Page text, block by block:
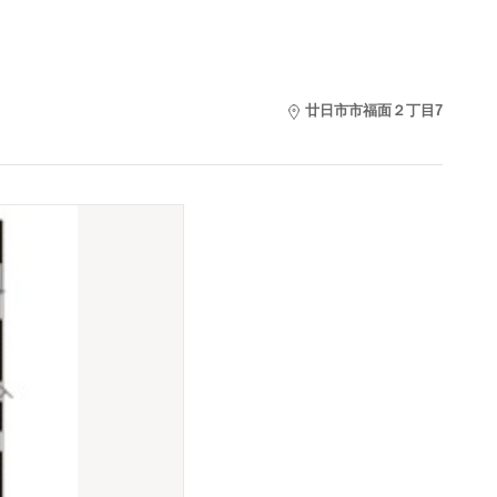
廿日市市福面２丁目7